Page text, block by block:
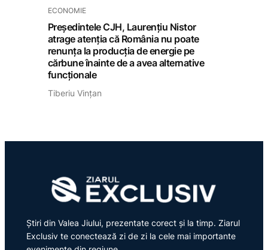
ECONOMIE
Președintele CJH, Laurențiu Nistor
atrage atenția că România nu poate
renunța la producția de energie pe
cărbune înainte de a avea alternative
funcționale
Tiberiu Vințan
Știri din Valea Jiului, prezentate corect și la timp. Ziarul
Exclusiv te conectează zi de zi la cele mai importante